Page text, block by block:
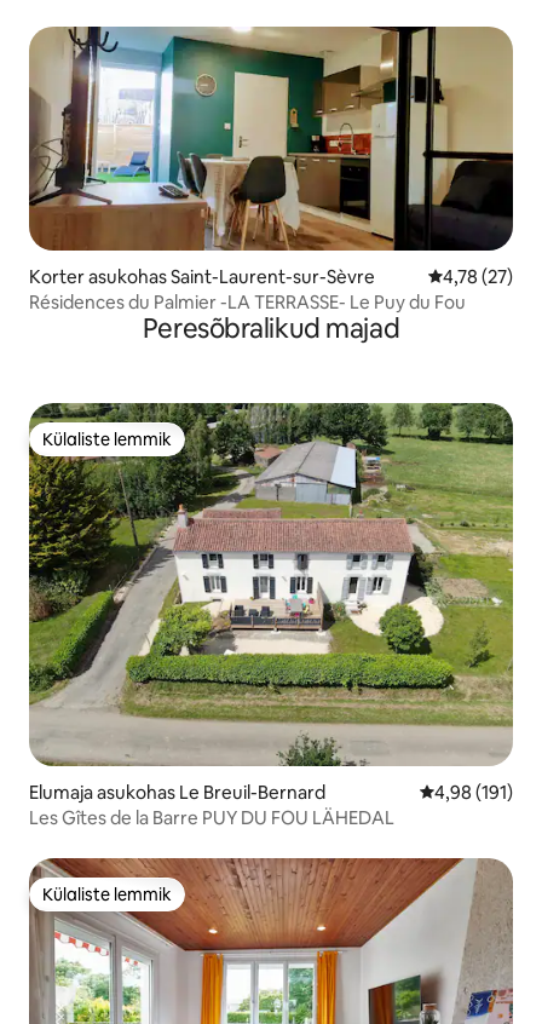
Korter asukohas Saint-Laurent-sur-Sèvre Keskmine
4,78 (27)
Résidences du Palmier -LA TERRASSE- Le Puy du Fou
Peresõbralikud majad
Külaliste lemmik
Külaliste lemmik
Elumaja asukohas Le Breuil-Bernard Keskmine
4,98 (191)
Les Gîtes de la Barre PUY DU FOU LÄHEDAL
Külaliste lemmik
Külaliste lemmik